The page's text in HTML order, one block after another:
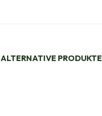
ALTERNATIVE PRODUKTE